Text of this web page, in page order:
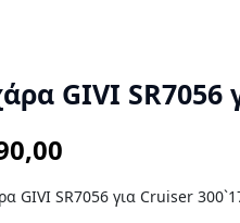
GIVI SR7056
GIVI SR7056 για Cruiser